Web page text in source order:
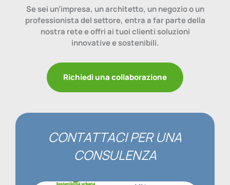
Se sei un’impresa, un architetto, un negozio o un
professionista del settore, entra a far parte della
nostra rete e offri ai tuoi clienti soluzioni
innovative e sostenibili.
Richiedi una collaborazione
CONTATTACI PER UNA
CONSULENZA
Contatti